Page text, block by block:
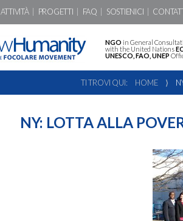
ATTIVITÀ PROGETTI FAQ SOSTIENICI
NGO in General
with the United Nations
UNESCO, FAO, UNEP
TI TROVI QUI: HOME ⟩
NY: LOTTA ALLA